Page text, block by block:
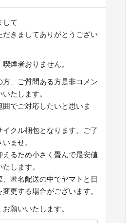
して
だきましてありがとうござい
煙者おりません。
方、ご質問ある方是非コメン
いたします。
囲でご対応したいと思いま
イクル梱包となります。ご了
ませ。
えるため小さく畳んで最安値
します。
、匿名配送の中でヤマトと日
更する場合がございます。
願いいたします。